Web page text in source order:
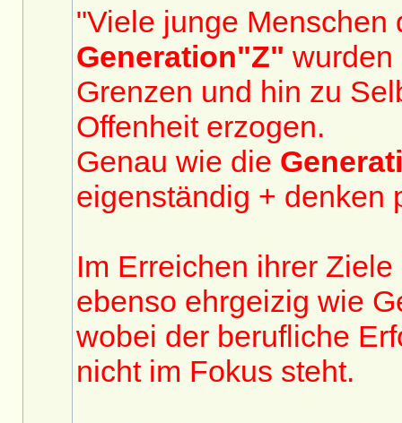
"Viele junge Menschen
Generation"Z" wurden
Grenzen und hin zu
Offenheit erzogen.
Genau wie die
eigenständig + denken
Im Erreichen ihrer
ebenso ehrgeizig wie
wobei der berufliche
nicht im Fokus steht.